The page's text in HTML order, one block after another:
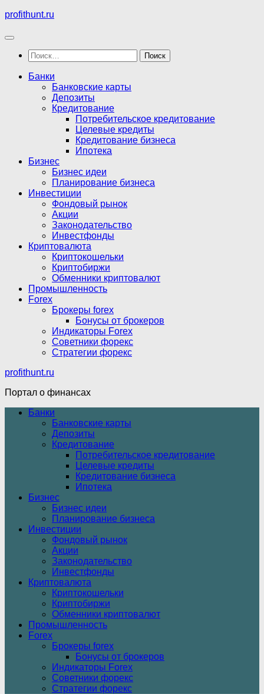
Перейти
содержимому
profithunt.ru
Найти:
Банки
Банковские карты
Депозиты
Кредитование
Потребительское кредитование
Целевые кредиты
Кредитование бизнеса
Ипотека
Бизнес
Бизнес идеи
Планирование бизнеса
Инвестиции
Фондовый рынок
Акции
Законодательство
Инвестфонды
Криптовалюта
Криптокошельки
Криптобиржи
Обменники криптовалют
Промышленность
Forex
Брокеры forex
Бонусы от брокеров
Индикаторы Forex
Советники форекс
Стратегии форекс
profithunt.ru
Портал о финансах
Банки
Банковские карты
Депозиты
Кредитование
Потребительское кредитование
Целевые кредиты
Кредитование бизнеса
Ипотека
Бизнес
Бизнес идеи
Планирование бизнеса
Инвестиции
Фондовый рынок
Акции
Законодательство
Инвестфонды
Криптовалюта
Криптокошельки
Криптобиржи
Обменники криптовалют
Промышленность
Forex
Брокеры forex
Бонусы от брокеров
Индикаторы Forex
Советники форекс
Стратегии форекс